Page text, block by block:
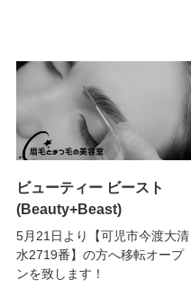
ビューティー ビースト
(Beauty+Beast)
5月21日より【可児市今渡大清
水2719番】の方へ移転オープ
ンを致します！